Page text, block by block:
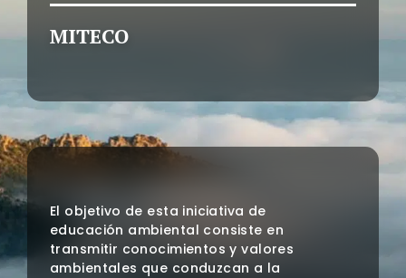
MITECO
El objetivo de esta iniciativa de
educación ambiental consiste en
transmitir conocimientos y valores
ambientales que conduzcan a la